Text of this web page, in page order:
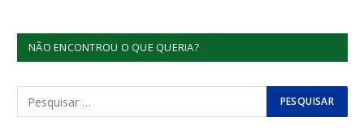
NÃO ENCONTROU O QUE QUERIA?